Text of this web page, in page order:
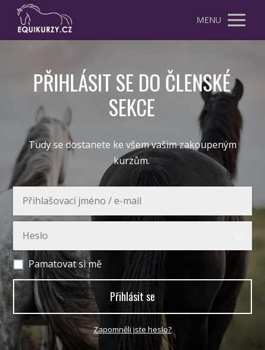
MENU
PŘIHLÁSIT SE DO ČLENSKÉ
SEKCE
Tudy se dostanete ke všem vašim zakoupeným
kurzům.
Pamatovat si mě
Přihlásit se
Zapomněli jste heslo?